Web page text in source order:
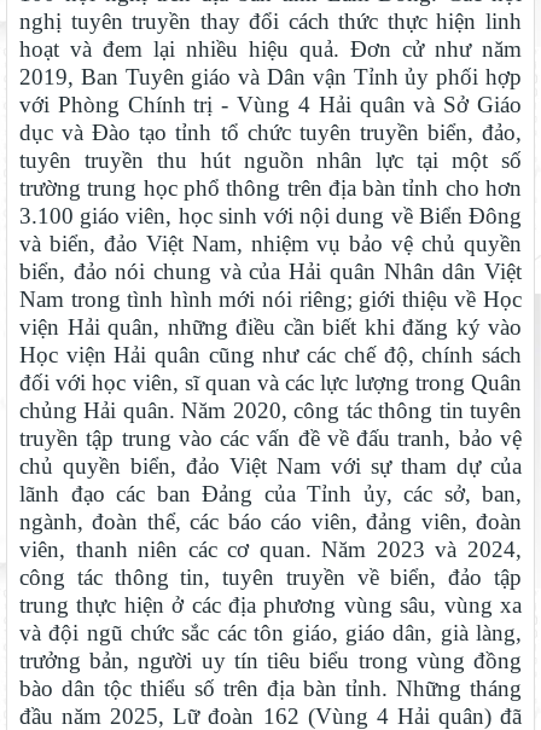
nghị tuyên truyền thay đổi cách thức thực hiện linh
hoạt và đem lại nhiều hiệu quả. Đơn cử như năm
2019, Ban Tuyên giáo và Dân vận Tỉnh ủy phối hợp
với Phòng Chính trị - Vùng 4 Hải quân và Sở Giáo
dục và Đào tạo tỉnh tổ chức tuyên truyền biển, đảo,
tuyên truyền thu hút nguồn nhân lực tại một số
trường trung học phổ thông trên địa bàn tỉnh cho hơn
3.100 giáo viên, học sinh với nội dung về Biển Đông
và biển, đảo Việt Nam, nhiệm vụ bảo vệ chủ quyền
biển, đảo nói chung và của Hải quân Nhân dân Việt
Nam trong tình hình mới nói riêng; giới thiệu về Học
viện Hải quân, những điều cần biết khi đăng ký vào
Học viện Hải quân cũng như các chế độ, chính sách
đối với học viên, sĩ quan và các lực lượng trong Quân
chủng Hải quân. Năm 2020, công tác thông tin tuyên
truyền tập trung vào các vấn đề về đấu tranh, bảo vệ
chủ quyền biển, đảo Việt Nam với sự tham dự của
lãnh đạo các ban Đảng của Tỉnh ủy, các sở, ban,
ngành, đoàn thể, các báo cáo viên, đảng viên, đoàn
viên, thanh niên các cơ quan. Năm 2023 và 2024,
công tác thông tin, tuyên truyền về biển, đảo tập
trung thực hiện ở các địa phương vùng sâu, vùng xa
và đội ngũ chức sắc các tôn giáo, giáo dân, già làng,
trưởng bản, người uy tín tiêu biểu trong vùng đồng
bào dân tộc thiểu số trên địa bàn tỉnh. Những tháng
đầu năm 2025, Lữ đoàn 162 (Vùng 4 Hải quân) đã